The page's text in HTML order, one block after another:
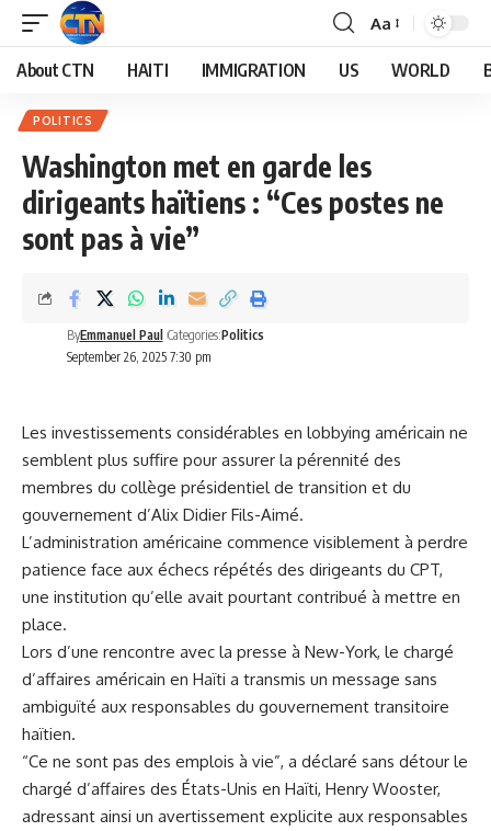
Aa
About CTN HAITI IMMIGRATION US WORLD
POLITICS
Washington met en garde les
dirigeants haïtiens : “Ces postes ne
sont pas à vie”
September 26, 2025 7:30 pm
ByEmmanuel Paul Categories:Politics
Les investissements considérables en lobbying américain ne
semblent plus suffire pour assurer la pérennité des
membres du collège présidentiel de transition et du
gouvernement d’Alix Didier Fils-Aimé.
L’administration américaine commence visiblement à perdre
patience face aux échecs répétés des dirigeants du CPT,
une institution qu’elle avait pourtant contribué à mettre en
place.
Lors d’une rencontre avec la presse à New-York, le chargé
d’affaires américain en Haïti a transmis un message sans
ambiguïté aux responsables du gouvernement transitoire
haïtien.
“Ce ne sont pas des emplois à vie”, a déclaré sans détour le
chargé d’affaires des États-Unis en Haïti, Henry Wooster,
adressant ainsi un avertissement explicite aux responsables